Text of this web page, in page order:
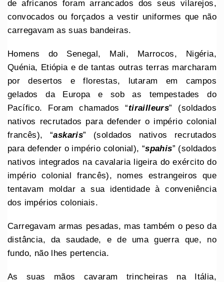
de africanos foram arrancados dos seus vilarejos,
convocados ou forçados a vestir uniformes que não
carregavam as suas bandeiras.
Homens do Senegal, Mali, Marrocos, Nigéria,
Quénia, Etiópia e de tantas outras terras marcharam
por desertos e florestas, lutaram em campos
gelados da Europa e sob as tempestades do
Pacífico. Foram chamados “tirailleurs” (soldados
nativos recrutados para defender o império colonial
francês), “askaris” (soldados nativos recrutados
para defender o império colonial), “spahis” (soldados
nativos integrados na cavalaria ligeira do exército do
império colonial francês), nomes estrangeiros que
tentavam moldar a sua identidade à conveniência
dos impérios coloniais.
Carregavam armas pesadas, mas também o peso da
distância, da saudade, e de uma guerra que, no
fundo, não lhes pertencia.
As suas mãos cavaram trincheiras na Itália,